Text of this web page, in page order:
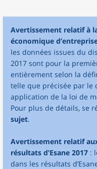
Avertissement relatif à
économique
les données issues du
2017 sont pour la
entièrement selon la
telle que précisée par le
application de la loi de
Pour plus de détails, se
sujet.
Avertissement relatif
résultats d’Esane 2017 :
dans les résultats